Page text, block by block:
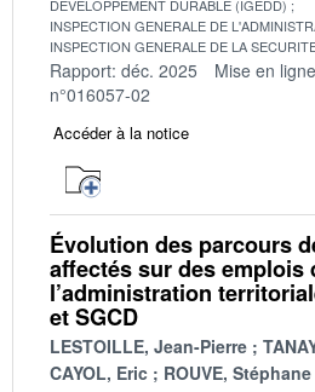
DEVELOPPEMENT DURABLE (IGEDD)
INSPECTION GENERALE DE
INSPECTION GENERALE DE LA
Rapport: déc. 2025 Mise en
n°016057-02
Accéder à la notice
Évolution des parcours
affectés sur des emplois
l’administration
et SGCD
LESTOILLE, Jean-Pierre
CAYOL, Eric
ROUVE, Stéphane